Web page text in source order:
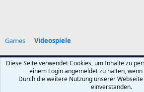
Games Videospiele
Nutzungsbedingungen Datenschutz Hilfe
Diese Seite verwendet Cookies, um Inhalte zu
einem Login angemeldet zu halten,
Durch die weitere Nutzung unserer
einverstanden.